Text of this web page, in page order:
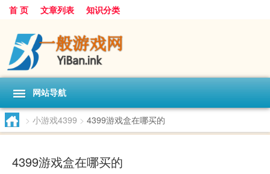
首 页 文章列表 知识分类
网站导航
> 小游戏4399 > 4399游戏盒在哪买的
4399游戏盒在哪买的